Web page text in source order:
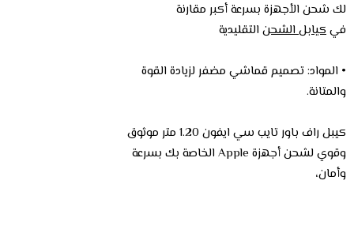
لك شحن الأجهزة بسرعة أكبر مقارنة
فيكيابل الشحن التقليدية
• المواد: تصميم قماشي مضفر لزيادة القوة
والمتانة.
كيبل راف باور تايب سي ايفون 1.20 متر موثوق
وقوي لشحن أجهزة Apple الخاصة بك بسرعة
وأمان،